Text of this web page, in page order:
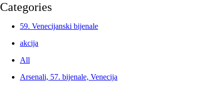
Categories
59. Venecijanski bijenale
akcija
All
Arsenali, 57. bijenale, Venecija